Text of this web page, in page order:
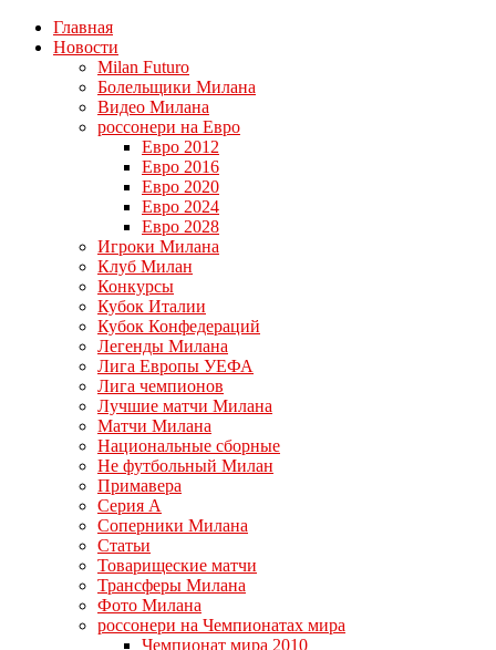
Главная
Новости
Milan Futuro
Болельщики Милана
Видео Милана
россонери на Евро
Евро 2012
Евро 2016
Евро 2020
Евро 2024
Евро 2028
Игроки Милана
Клуб Милан
Конкурсы
Кубок Италии
Кубок Конфедераций
Легенды Милана
Лига Европы УЕФА
Лига чемпионов
Лучшие матчи Милана
Матчи Милана
Национальные сборные
Не футбольный Милан
Примавера
Серия А
Соперники Милана
Статьи
Товарищеские матчи
Трансферы Милана
Фото Милана
россонери на Чемпионатах мира
Чемпионат мира 2010